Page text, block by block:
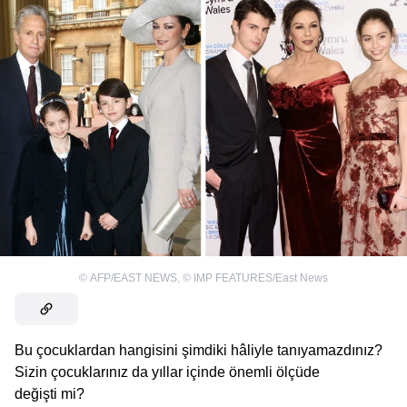
© AFP/EAST NEWS © IMP FEATURES/East News
Bu çocuklardan hangisini şimdiki hâliyle tanıyamazdınız?
Sizin çocuklarınız da yıllar içinde önemli ölçüde
değişti mi?